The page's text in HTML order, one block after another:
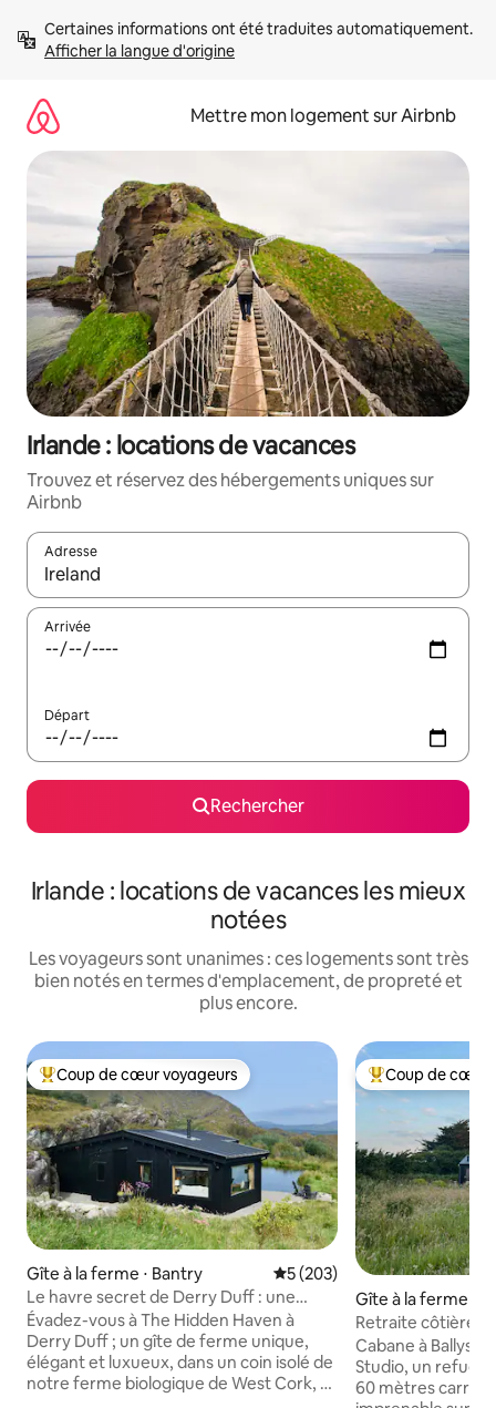
directement
Afficher la langue d'origine
Mettre mon logement sur Airbnb
Irlande : locations de vacances
Trouvez et réservez des hébergements uniques sur
Airbnb
Adresse
Lorsque les résultats s'affichent, utilisez les flèches vers le
Arrivée
Départ
Rechercher
Irlande : locations de vacances les mieux
notées
Les voyageurs sont unanimes : ces logements sont très
bien notés en termes d'emplacement, de propreté et
plus encore.
Coups de cœur voyageurs les plus appréciés
Coup de cœur voyageurs
Gîte à la ferme ⋅ Bantry Évaluation moyenne sur la
5 (203)
Le havre secret de Derry Duff : une
retraite romantique
Évadez-vous à The Hidden Haven à
Derry Duff ; un gîte de ferme unique,
élégant et luxueux, dans un coin isolé de
notre ferme biologique de West Cork, à
Coups de cœur
Coup de cœur
Gîte à la ferme ⋅
Retraite côtière
Cabane à
Studio, un refuge
60 mètres